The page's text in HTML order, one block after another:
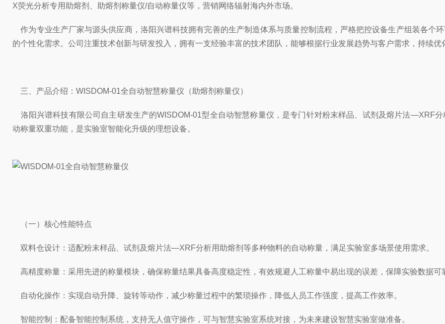
X荧光分析专用助熔剂、助熔剂称量仪/自动称量仪等，营销网络辐射海内外市场。
作为专业生产厂家与源头供应商，洛阳兴谱科技拥有完善的生产制造体系与质量控制流程，严格把控设备生产组装各个
的个性化需求。公司注重技术创新与研发投入，拥有一支经验丰富的技术团队，能够根据行业发展趋势与客户需求，持续
三、产品介绍：WISDOM-01全自动智慧称量仪（助熔剂称量仪）
洛阳兴谱科技有限公司自主研发生产的WISDOM-01型全自动智慧称量仪，是专门针对粉末样品、试剂及熔片法—XRF
动称量双重功能，是实验室智能化升级的理想设备。
（一）核心性能特点
双料仓设计：适配粉末样品、试剂及熔片法—XRF分析用助熔剂等多种物料的自动称量，满足实验室多场景使用需求。
高精度称量：采用先进的称量模块，确保称量结果具备高度稳定性，有效规避人工称量中易出现的误差，保障实验数据可
自动化操作：实现自动升降、旋转等动作，减少称量过程中的繁琐操作，降低人员工作强度，提高工作效率。
智能控制：配备智能控制系统，支持无人值守操作，可与智慧实验室系统对接，为未来建设智慧实验室做准备。